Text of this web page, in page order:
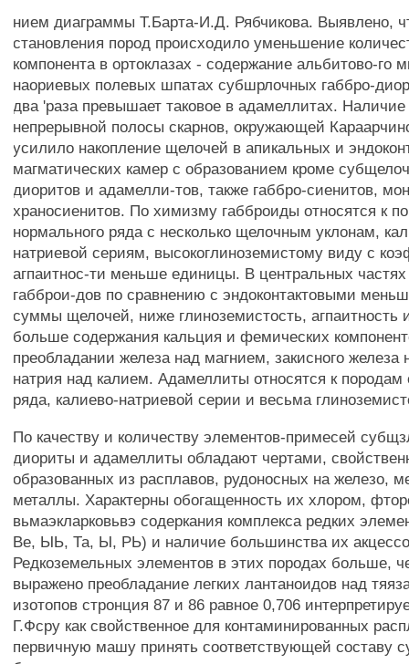
нием диаграммы Т.Барта-И.Д. Рябчикова. Выявлено,
становления пород происходило уменьшение
компонента в ортоклазах - содержание альбитово-го
наориевых полевых шпатах субшрлочных габбро-
два 'раза превышает таковое в адамеллитах. Наличие
непрерывной полосы скарнов, окружающей
усилило накопление щелочей в апикальных и
магматических камер с образованием кроме
диоритов и адамелли-тов, также габбро-сиенитов,
храносиенитов. По химизму габброиды относятся к
нормального ряда с несколько щелочным уклонам,
натриевой сериям, высокоглиноземистому виду с
агпаитнос-ти меньше единицы. В центральных частях
габброи-дов по сравнению с эндоконтактовыми
суммы щелочей, ниже глиноземистость, агпаитность
больше содержания кальция и фемических
преобладании железа над магнием, закисного
натрия над калием. Адамеллиты относятся к породам
ряда, калиево-натриевой серии и весьма
По качеству и количеству элементов-примесей
диориты и адамеллиты обладают чертами,
образованных из расплавов, рудоносных на железо,
металлы. Характерны обогащенность их хлором,
вьмаэкларковьвэ содеркания комплекса редких
Ве, ЫЬ, Та, Ы, РЬ) и наличие большинства их
Редкоземельных элементов в этих породах больше,
выражено преобладание легких лантаноидов над
изотопов стронция 87 и 86 равное 0,706
Г.Фсру как свойственное для контаминированных
первичную машу принять соответствующей составу